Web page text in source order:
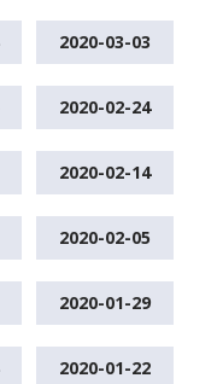
2020-03-03
2020-02-24
2020-02-14
2020-02-05
2020-01-29
2020-01-22